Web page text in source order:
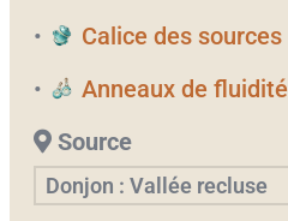
•
Calice des sources
•
Anneaux de fluidité
Source
Donjon : Vallée recluse